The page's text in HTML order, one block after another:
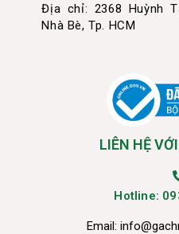
Địa chỉ: 2368 Huỳnh
Nhà Bè, Tp. HCM
LIÊN HỆ
Hotline:
Email: